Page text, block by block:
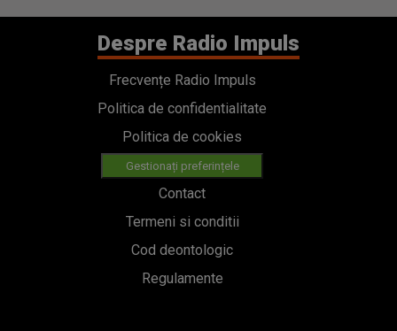
Despre Radio Impuls
Frecvențe Radio Impuls
Politica de confidentialitate
Politica de cookies
Gestionați preferințele
Contact
Termeni si conditii
Cod deontologic
Regulamente